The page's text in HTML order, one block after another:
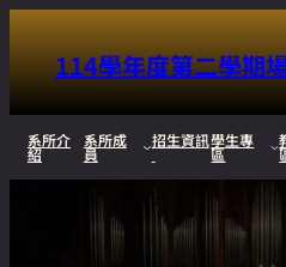
114學年度第二學期
跳
至
系所介
紹
系所成
員
招生資訊學生專
區